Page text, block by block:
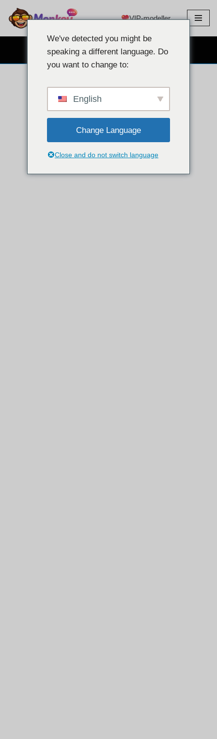
Gå
til
VIP-modeller
GRATIS NETTKAMERACHAT
We've detected you might be
speaking a different language. Do
you want to change to:
English
Change Language
Close and do not switch language